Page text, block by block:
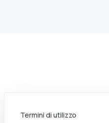
Termini di utilizzo